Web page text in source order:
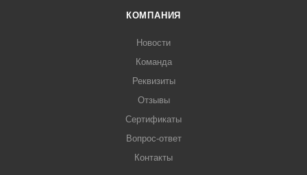
КОМПАНИЯ
Новости
Команда
Реквизиты
Отзывы
Сертификаты
Вопрос-ответ
Контакты